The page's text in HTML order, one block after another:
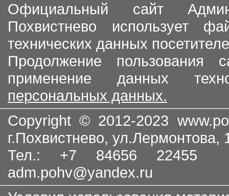
Официальный сайт
Похвистнево использует
технических данных
Продолжение пользования
применение данных
персональных данных.
Copyright © 2012-2023
г.Похвистнево, ул.Лермонтова,
Тел.: +7 84656
adm.pohv@yandex.ru